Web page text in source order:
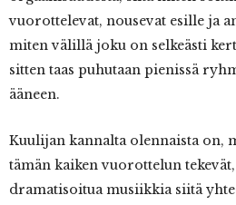
vuorottelevat, nousevat esille ja
miten välillä joku on selkeästi
sitten taas puhutaan pienissä
ääneen.
Kuulijan kannalta olennaista on,
tämän kaiken vuorottelun
dramatisoitua musiikkia siitä